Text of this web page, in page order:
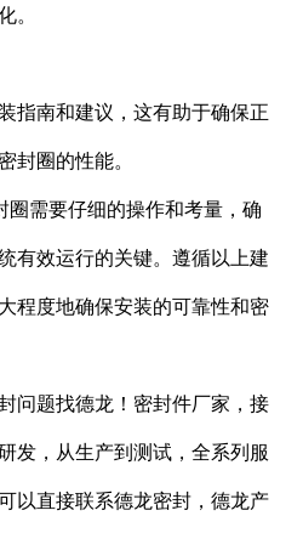
。
指南和建议，这有助于确保正
封圈的性能。
圈需要仔细的操作和考量，确
有效运行的关键。遵循以上建
程度地确保安装的可靠性和密
问题找德龙！密封件厂家，接
发，从生产到测试，全系列服
以直接联系德龙密封，德龙产